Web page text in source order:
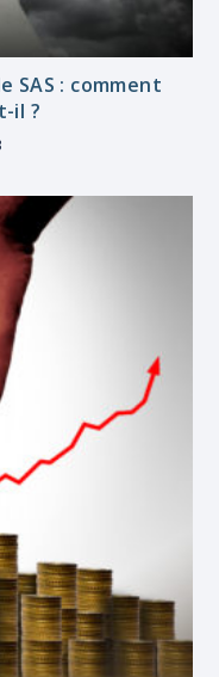
SAS : comment
il ?